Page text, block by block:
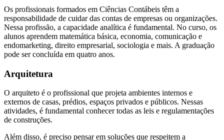
Os profissionais formados em Ciências Contábeis têm a
responsabilidade de cuidar das contas de empresas ou organizações.
Nessa profissão, a capacidade analítica é fundamental. No curso, os
alunos aprendem matemática básica, economia, comunicação e
endomarketing, direito empresarial, sociologia e mais. A graduação
pode ser concluída em quatro anos.
Arquitetura
O arquiteto é o profissional que projeta ambientes internos e
externos de casas, prédios, espaços privados e públicos. Nessas
atividades, é fundamental conhecer todas as leis e regulamentações
de construções.
Além disso, é preciso pensar em soluções que respeitem a